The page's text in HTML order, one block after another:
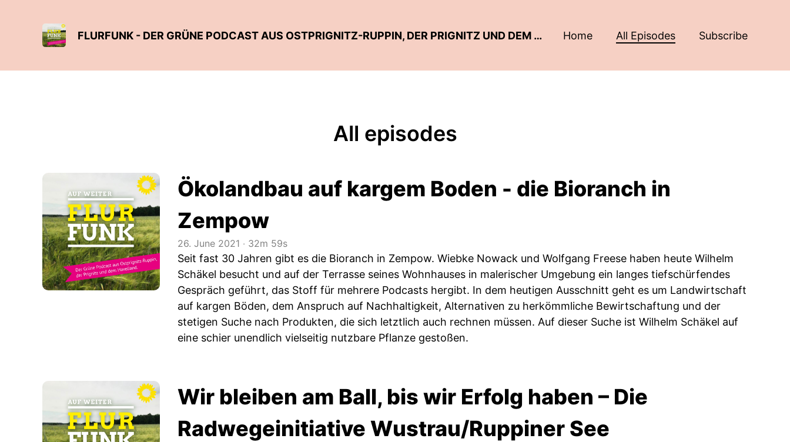
FLURFUNK - DER GRÜNE PODCAST AUS OSTPRIGNITZ-RUPPIN, DER PRIGNITZ UND DEM HAVELLAND Home All Episodes Subscribe
All episodes
Ökolandbau auf kargem Boden - die Bioranch in
Zempow
26. June 2021 ‧ 32m 59s
Seit fast 30 Jahren gibt es die Bioranch in Zempow. Wiebke Nowack und Wolfgang Freese haben heute Wilhelm
Schäkel besucht und auf der Terrasse seines Wohnhauses in malerischer Umgebung ein langes tiefschürfendes
Gespräch geführt, das Stoff für mehrere Podcasts hergibt. In dem heutigen Ausschnitt geht es um Landwirtschaft
auf kargen Böden, dem Anspruch auf Nachhaltigkeit, Alternativen zu herkömmliche Bewirtschaftung und der
stetigen Suche nach Produkten, die sich letztlich auch rechnen müssen. Auf dieser Suche ist Wilhelm Schäkel auf
eine schier unendlich vielseitig nutzbare Pflanze gestoßen.
Wir bleiben am Ball, bis wir Erfolg haben – Die
Radwegeinitiative Wustrau/Ruppiner See